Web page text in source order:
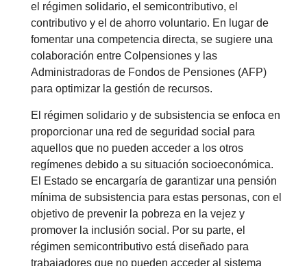
el régimen solidario, el semicontributivo, el
contributivo y el de ahorro voluntario. En lugar de
fomentar una competencia directa, se sugiere una
colaboración entre Colpensiones y las
Administradoras de Fondos de Pensiones (AFP)
para optimizar la gestión de recursos.
El régimen solidario y de subsistencia se enfoca en
proporcionar una red de seguridad social para
aquellos que no pueden acceder a los otros
regímenes debido a su situación socioeconómica.
El Estado se encargaría de garantizar una pensión
mínima de subsistencia para estas personas, con el
objetivo de prevenir la pobreza en la vejez y
promover la inclusión social. Por su parte, el
régimen semicontributivo está diseñado para
trabajadores que no pueden acceder al sistema